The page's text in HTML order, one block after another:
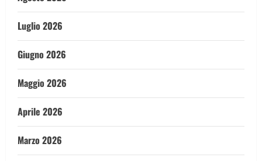
Luglio 2026
Giugno 2026
Maggio 2026
Aprile 2026
Marzo 2026